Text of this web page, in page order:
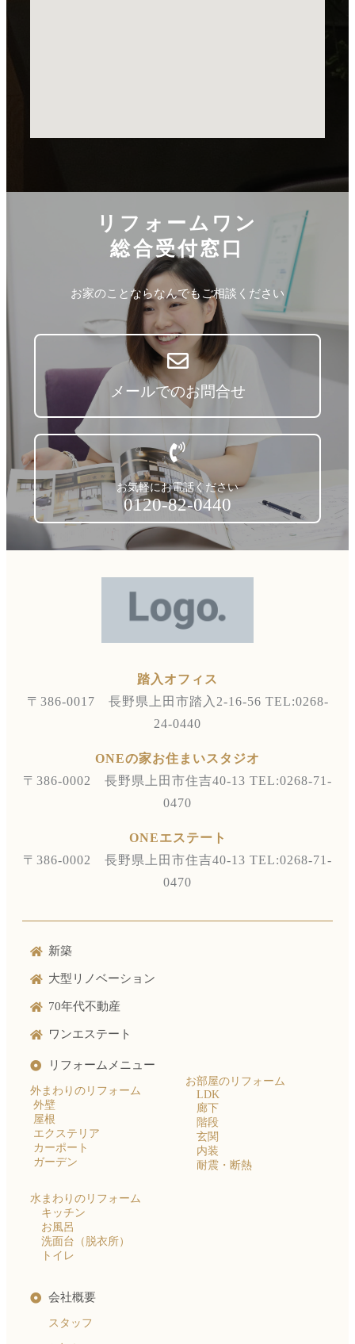
リフォームワン
総合受付窓口
お家のことならなんでもご相談ください
メールでのお問合せ
お気軽にお電話ください
0120-82-0440
踏入オフィス
〒386-0017 長野県上田市踏入2-16-56 TEL:0268-
24-0440
ONEの家お住まいスタジオ
〒386-0002 長野県上田市住吉40-13 TEL:0268-71-
0470
ONEエステート
〒386-0002 長野県上田市住吉40-13 TEL:0268-71-
0470
新築
大型リノベーション
70年代不動産
ワンエステート
リフォームメニュー
外まわりのリフォーム
外壁
屋根
エクステリア
カーポート
ガーデン
水まわりのリフォーム
キッチン
お風呂
洗面台（脱衣所）
トイレ
お部屋のリフォーム
LDK
廊下
階段
玄関
内装
耐震・断熱
会社概要
スタッフ